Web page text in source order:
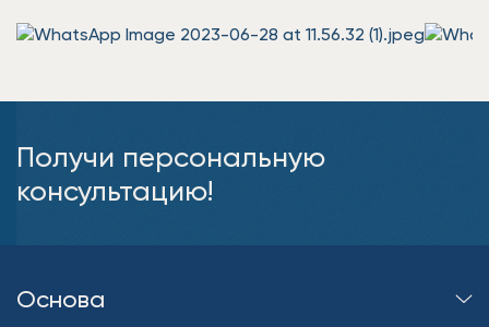
Получи персональную
консультацию!
Основа